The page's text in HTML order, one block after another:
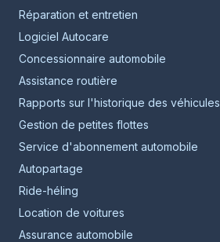
Réparation et entretien
Logiciel Autocare
Concessionnaire automobile
Assistance routière
Rapports sur l'historique des véhicules
Gestion de petites flottes
Service d'abonnement automobile
Autopartage
Ride-héling
Location de voitures
Assurance automobile